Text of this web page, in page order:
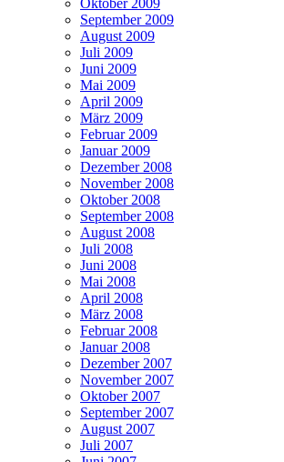
September 2009
August 2009
Juli 2009
Juni 2009
Mai 2009
April 2009
März 2009
Februar 2009
Januar 2009
Dezember 2008
November 2008
Oktober 2008
September 2008
August 2008
Juli 2008
Juni 2008
Mai 2008
April 2008
März 2008
Februar 2008
Januar 2008
Dezember 2007
November 2007
Oktober 2007
September 2007
August 2007
Juli 2007